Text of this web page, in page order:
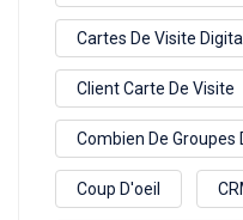
Cartes De Visite
Client Carte De Visite
Combien De
Coup D'oeil